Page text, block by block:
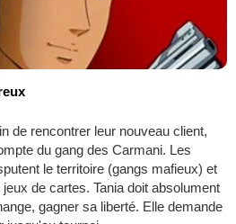
de rencontrer leur nouveau client,
du gang des Carmani. Les
le territoire (gangs mafieux) et
de cartes. Tania doit absolument
gagner sa liberté. Elle demande